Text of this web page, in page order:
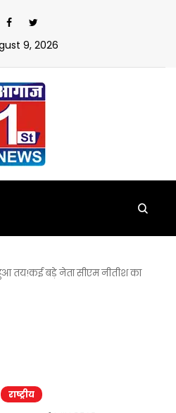
9, 2026
तय!कई बड़े नेता सीएम नीतीश का
राष्ट्रीय